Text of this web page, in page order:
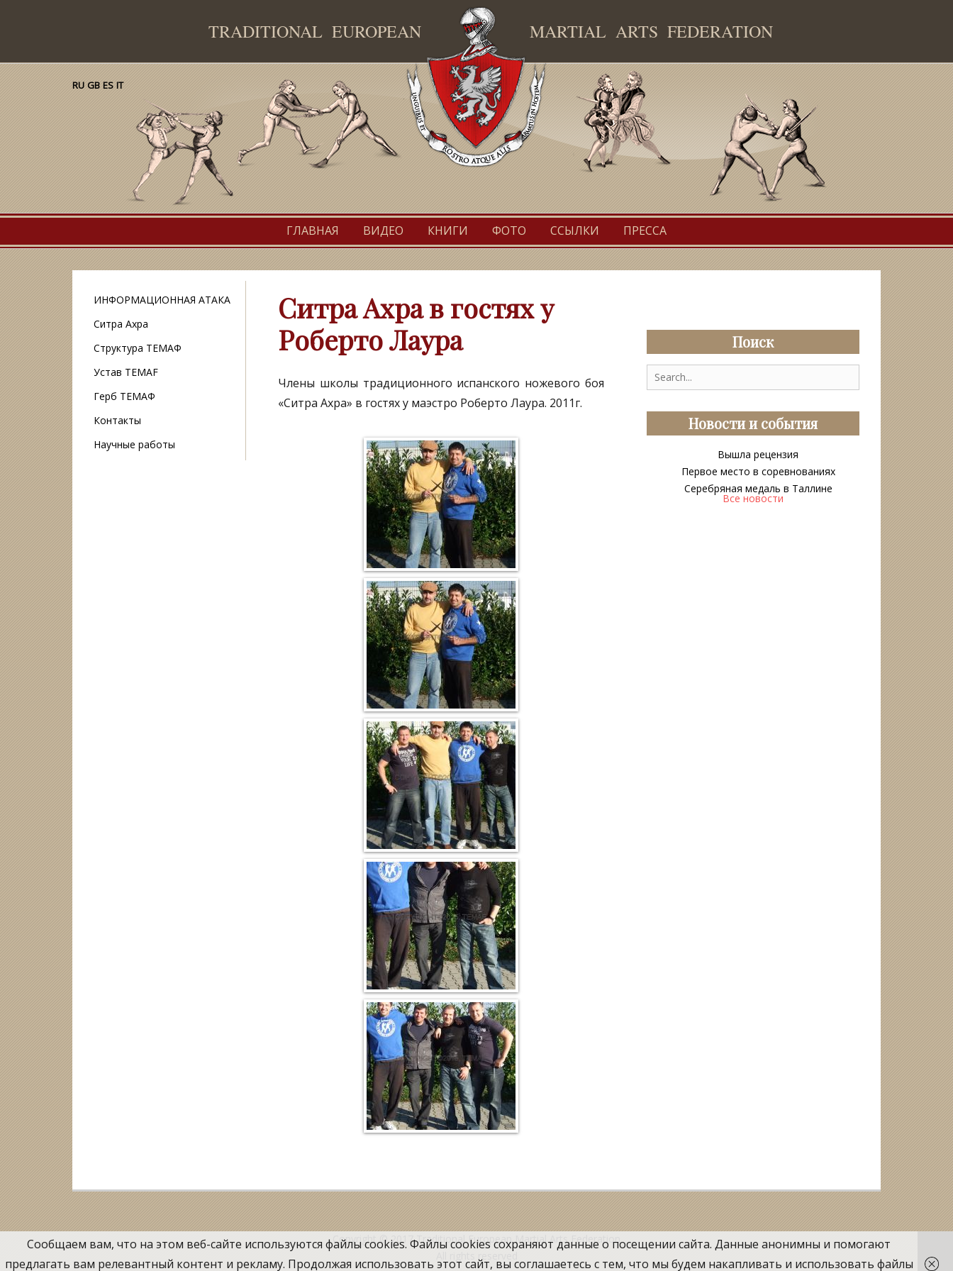
TRADITIONAL EUROPEAN MARTIAL ARTS FEDERATION
RU GB ES IT
TEMAF
Traditional European Martial Arts Federation
Primary
menu
ГЛАВНАЯ ВИДЕО КНИГИ ФОТО ССЫЛКИ ПРЕССА
Ситра Ахра в гостях у
Роберто Лаура
Члены школы традиционного испанского ножевого боя
«Ситра Ахра» в гостях у маэстро Роберто Лаурa. 2011г.
ИНФОРМАЦИОННАЯ АТАКА
Ситра Ахра
Структура ТЕМАФ
Устав TEMAF
Герб ТЕМАФ
Контакты
Научные работы
Поиск
Search
for:
Новости и события
Вышла рецензия
Первое место в соревнованиях
Серебряная медаль в Таллине
Все новости
Copyright © 2017Traditional European Martial Arts Federation
All rights reserved
Сообщаем вам, что на этом веб-сайте используются файлы cookies. Файлы cookies сохраняют данные о посещении сайта. Данные анонимны и помогают
предлагать вам релевантный контент и рекламу. Продолжая использовать этот сайт, вы соглашаетесь с тем, что мы будем накапливать и использовать файлы